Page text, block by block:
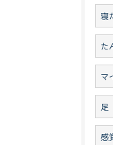
寝
た
マ
足
感